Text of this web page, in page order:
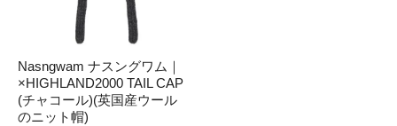
Nasngwam ナスングワム｜
×HIGHLAND2000 TAIL CAP
(チャコール)(英国産ウール
のニット帽)